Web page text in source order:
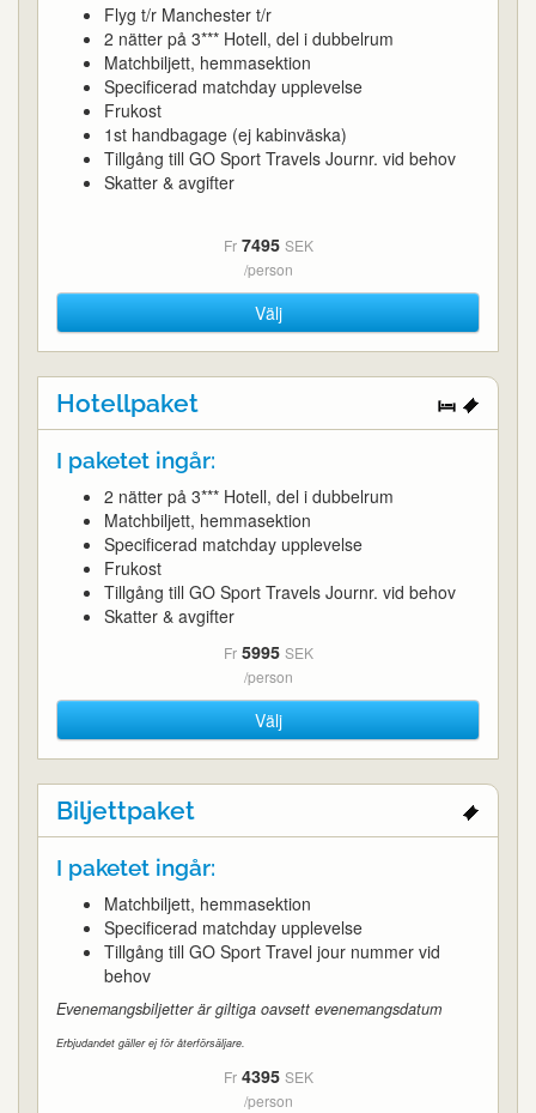
Flyg t/r Manchester t/r
2 nätter på 3*** Hotell, del i dubbelrum
Matchbiljett, hemmasektion
Specificerad matchday upplevelse
Frukost
1st handbagage (ej kabinväska)
Tillgång till GO Sport Travels Journr. vid behov
Skatter & avgifter
Fr 7495 SEK
/person
Välj
Hotellpaket
I paketet ingår:
2 nätter på 3*** Hotell, del i dubbelrum
Matchbiljett, hemmasektion
Specificerad matchday upplevelse
Frukost
Tillgång till GO Sport Travels Journr. vid behov
Skatter & avgifter
Fr 5995 SEK
/person
Välj
Biljettpaket
I paketet ingår:
Matchbiljett, hemmasektion
Specificerad matchday upplevelse
Tillgång till GO Sport Travel jour nummer vid
behov
Evenemangsbiljetter är giltiga oavsett evenemangsdatum
Erbjudandet gäller ej för återförsäljare.
Fr 4395 SEK
/person